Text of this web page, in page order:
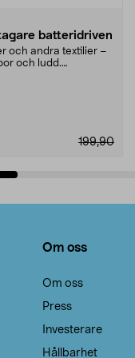
batteridriven
och andra textilier –
och ludd.
199,90
Om oss
Om oss
Press
Investerare
Hållbarhet